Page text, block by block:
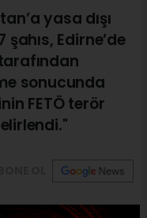
yasa dışı
Edirne’de
sonucunda
FETÖ terör